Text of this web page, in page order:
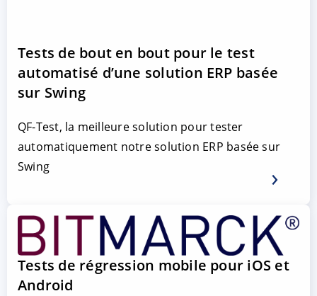
Tests de bout en bout pour le test
automatisé d’une solution ERP basée
sur Swing
QF-Test, la meilleure solution pour tester
automatiquement notre solution ERP basée sur
Swing
Tests de régression mobile pour iOS et
Android